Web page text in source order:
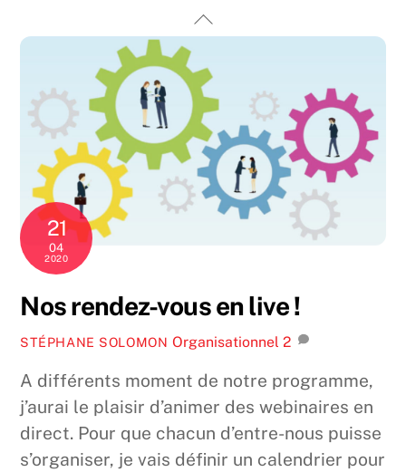
21
04
2020
Nos rendez-vous en live !
STÉPHANE SOLOMON Organisationnel 2
A différents moment de notre programme,
j’aurai le plaisir d’animer des webinaires en
direct. Pour que chacun d’entre-nous puisse
s’organiser, je vais définir un calendrier pour
Back
Top